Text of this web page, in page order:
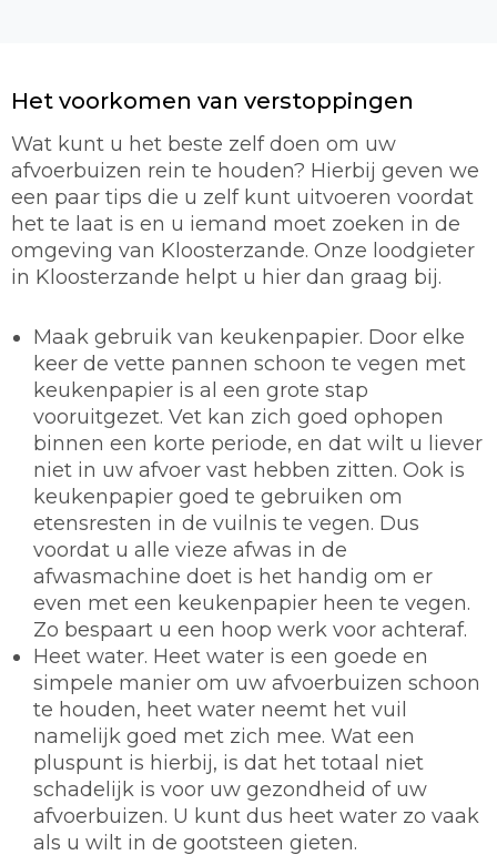
Het voorkomen van verstoppingen
Wat kunt u het beste zelf doen om uw
afvoerbuizen rein te houden? Hierbij geven we
een paar tips die u zelf kunt uitvoeren voordat
het te laat is en u iemand moet zoeken in de
omgeving van Kloosterzande. Onze loodgieter
in Kloosterzande helpt u hier dan graag bij.
Maak gebruik van keukenpapier. Door elke
keer de vette pannen schoon te vegen met
keukenpapier is al een grote stap
vooruitgezet. Vet kan zich goed ophopen
binnen een korte periode, en dat wilt u liever
niet in uw afvoer vast hebben zitten. Ook is
keukenpapier goed te gebruiken om
etensresten in de vuilnis te vegen. Dus
voordat u alle vieze afwas in de
afwasmachine doet is het handig om er
even met een keukenpapier heen te vegen.
Zo bespaart u een hoop werk voor achteraf.
Heet water. Heet water is een goede en
simpele manier om uw afvoerbuizen schoon
te houden, heet water neemt het vuil
namelijk goed met zich mee. Wat een
pluspunt is hierbij, is dat het totaal niet
schadelijk is voor uw gezondheid of uw
afvoerbuizen. U kunt dus heet water zo vaak
als u wilt in de gootsteen gieten.